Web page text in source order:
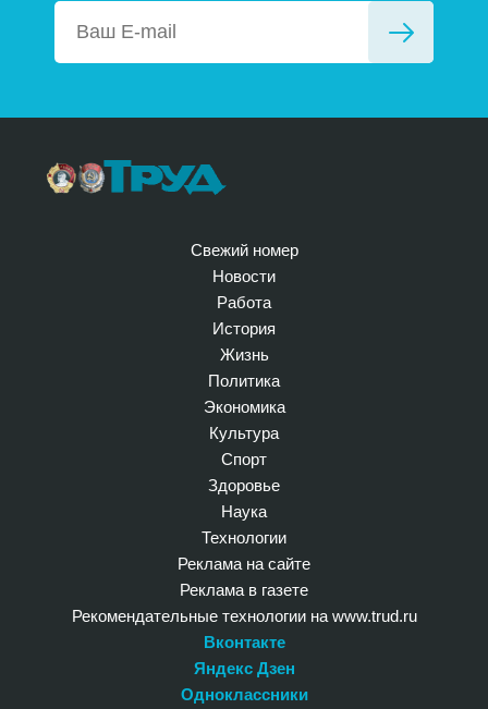
Свежий номер
Новости
Работа
История
Жизнь
Политика
Экономика
Культура
Спорт
Здоровье
Наука
Технологии
Реклама на сайте
Реклама в газете
Рекомендательные технологии на www.trud.ru
Вконтакте
Яндекс Дзен
Одноклассники